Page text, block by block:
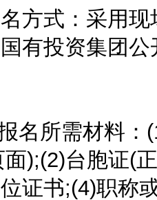
式：采用现
有投资集团
所需材料：
);(2)台胞证(
证书;(4)职称